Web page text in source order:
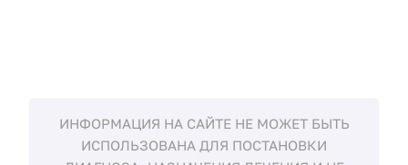
ИНФОРМАЦИЯ НА САЙТЕ НЕ МОЖЕТ БЫТЬ
ИСПОЛЬЗОВАНА ДЛЯ ПОСТАНОВКИ